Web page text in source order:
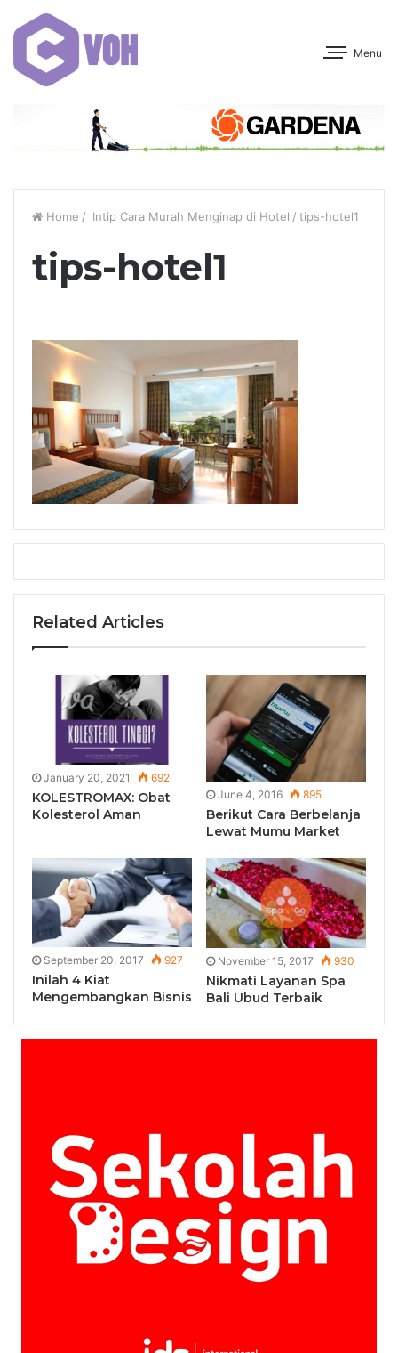
Menu
Home / Intip Cara Murah Menginap di Hotel / tips-hotel1
tips-hotel1
Related Articles
January 20, 2021 692
KOLESTROMAX: Obat
Kolesterol Aman
June 4, 2016 895
Berikut Cara Berbelanja
Lewat Mumu Market
September 20, 2017 927
Inilah 4 Kiat
Mengembangkan Bisnis
November 15, 2017 930
Nikmati Layanan Spa
Bali Ubud Terbaik